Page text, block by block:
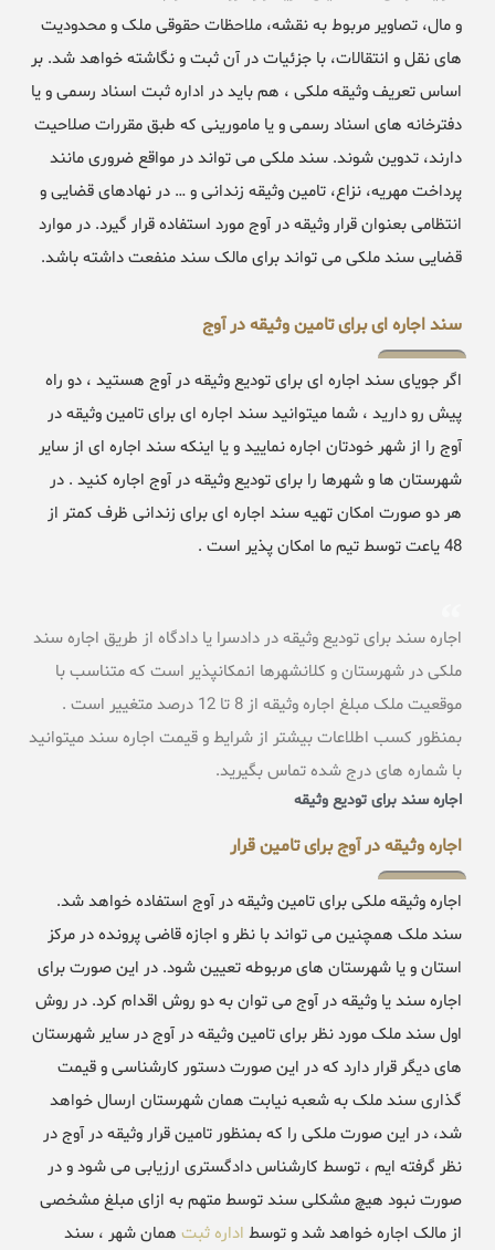
و مال، تصاویر مربوط به نقشه، ملاحظات حقوقی ملک و محدودیت
های نقل و انتقالات، با جزئیات در آن ثبت و نگاشته خواهد شد. بر
اساس تعریف وثیقه ملکی ، هم باید در اداره ثبت اسناد رسمی و یا
دفترخانه های اسناد رسمی و یا مامورینی که طبق مقررات صلاحیت
دارند، تدوین شوند. سند ملکی می تواند در مواقع ضروری مانند
پرداخت مهریه، نزاع، تامین وثیقه زندانی و … در نهادهای قضایی و
انتظامی بعنوان قرار وثیقه در آوج مورد استفاده قرار گیرد. در موارد
قضایی سند ملکی می تواند برای مالک سند منفعت داشته باشد.
سند اجاره ای برای تامین وثیقه در آوج
اگر جویای سند اجاره ای برای تودیع وثیقه در آوج هستید ، دو راه
پیش رو دارید ، شما میتوانید سند اجاره ای برای تامین وثیقه در
آوج را از شهر خودتان اجاره نمایید و یا اینکه سند اجاره ای از سایر
شهرستان ها و شهرها را برای تودیع وثیقه در آوج اجاره کنید . در
هر دو صورت امکان تهیه سند اجاره ای برای زندانی ظرف کمتر از
48 یاعت توسط تیم ما امکان پذیر است .
اجاره سند برای تودیع وثیقه در دادسرا یا دادگاه از طریق اجاره سند
ملکی در شهرستان و کلانشهرها انمکانپذیر است که متناسب با
موقعیت ملک مبلغ اجاره وثیقه از 8 تا 12 درصد متغییر است .
بمنظور کسب اطلاعات بیشتر از شرایط و قیمت اجاره سند میتوانید
با شماره های درج شده تماس بگیرید.
اجاره سند برای تودیع وثیقه
اجاره وثیقه در آوج برای تامین قرار
اجاره وثیقه ملکی برای تامین وثیقه در آوج استفاده خواهد شد.
سند ملک همچنین می تواند با نظر و اجازه قاضی پرونده در مرکز
استان و یا شهرستان های مربوطه تعیین شود. در این صورت برای
اجاره سند یا وثیقه در آوج می توان به دو روش اقدام کرد. در روش
اول سند ملک مورد نظر برای تامین وثیقه در آوج در سایر شهرستان
های دیگر قرار دارد که در این صورت دستور کارشناسی و قیمت
گذاری سند ملک به شعبه نیابت همان شهرستان ارسال خواهد
شد، در این صورت ملکی را که بمنظور تامین قرار وثیقه در آوج در
نظر گرفته ایم ، توسط کارشناس دادگستری ارزیابی می شود و در
صورت نبود هیچ مشکلی سند توسط متهم به ازای مبلغ مشخصی
از مالک اجاره خواهد شد و توسط اداره ثبت همان شهر ، سند